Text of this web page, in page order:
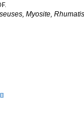
Myosite,
[]